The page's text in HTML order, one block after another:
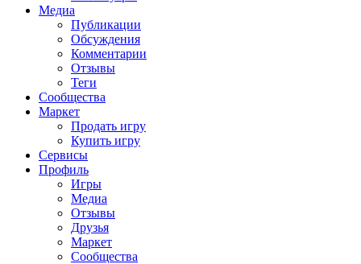
Медиа
Публикации
Обсуждения
Комментарии
Отзывы
Теги
Сообщества
Маркет
Продать игру
Купить игру
Сервисы
Профиль
Игры
Медиа
Отзывы
Друзья
Маркет
Сообщества